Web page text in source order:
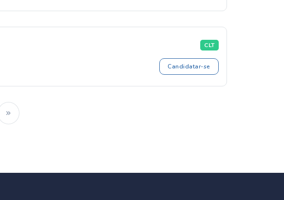
CLT
Candidatar-se